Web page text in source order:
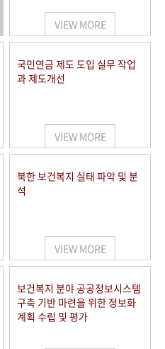
VIEW MORE
국민연금 제도 도입 실무 작업
과 제도개선
VIEW MORE
북한 보건복지 실태 파악 및 분
석
VIEW MORE
보건복지 분야 공공정보시스템
구축 기반 마련을 위한 정보화
계획 수립 및 평가